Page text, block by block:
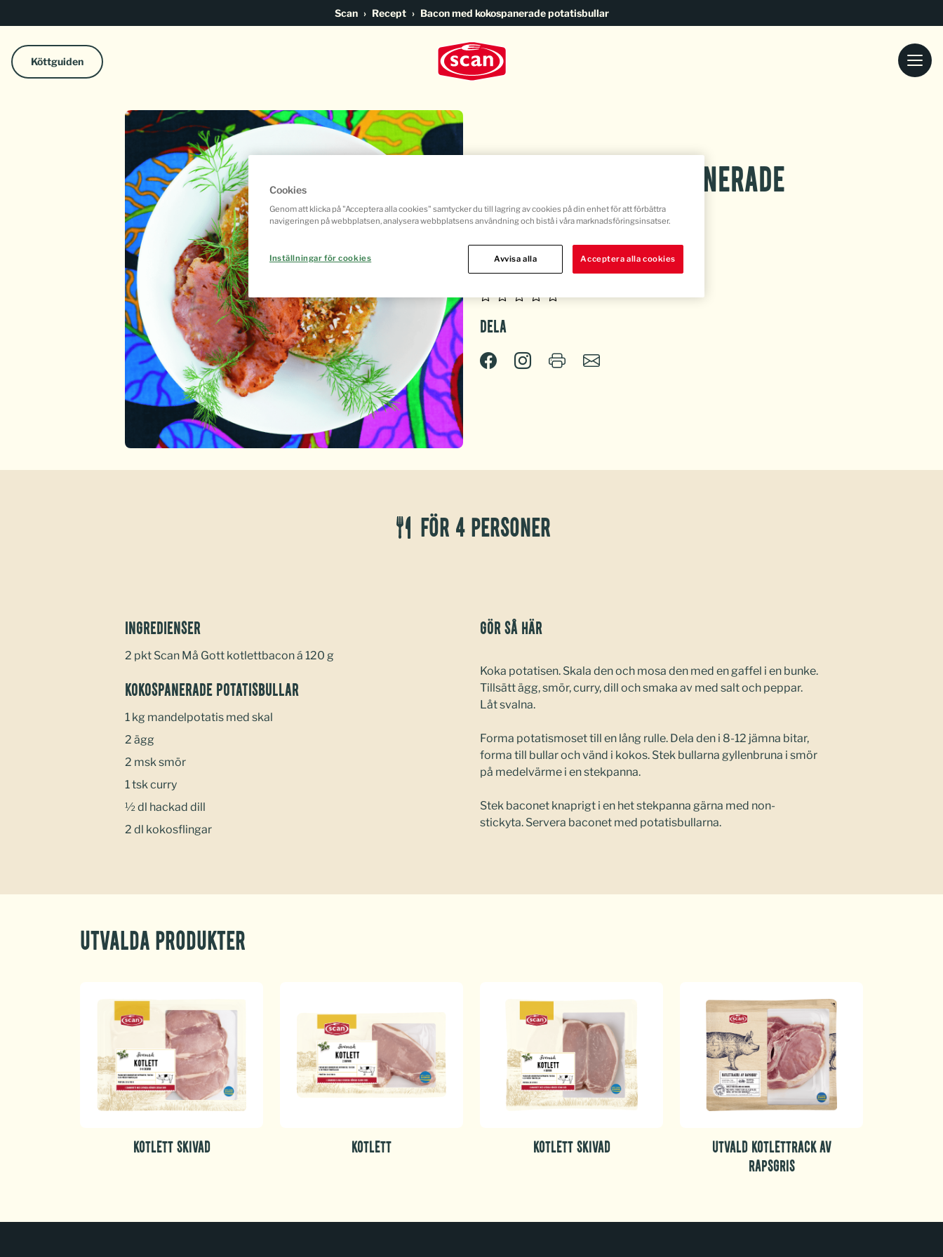
Scan Recept Bacon med kokospanerade potatisbullar
Köttguiden
Bacon med kokospanerade
potatisbullar
Dela
För 4 personer
Ingredienser
2 pkt Scan Må Gott kotlettbacon á 120 g
Kokospanerade potatisbullar
1 kg mandelpotatis med skal
2 ägg
2 msk smör
1 tsk curry
½ dl hackad dill
2 dl kokosflingar
Gör så här
Koka potatisen. Skala den och mosa den med en gaffel i en bunke.
Tillsätt ägg, smör, curry, dill och smaka av med salt och peppar.
Låt svalna.
Forma potatismoset till en lång rulle. Dela den i 8-12 jämna bitar,
forma till bullar och vänd i kokos. Stek bullarna gyllenbruna i smör
på medelvärme i en stekpanna.
Stek baconet knaprigt i en het stekpanna gärna med non-
stickyta. Servera baconet med potatisbullarna.
Utvalda produkter
KOTLETT SKIVAD KOTLETT KOTLETT SKIVAD
UTVALD KOTLETTRACK AV
RAPSGRIS
Cookies
Genom att klicka på "Acceptera alla cookies" samtycker du till lagring av cookies på din enhet för att förbättra
navigeringen på webbplatsen, analysera webbplatsens användning och bistå i våra marknadsföringsinsatser.
Inställningar för cookies Avvisa alla Acceptera alla cookies